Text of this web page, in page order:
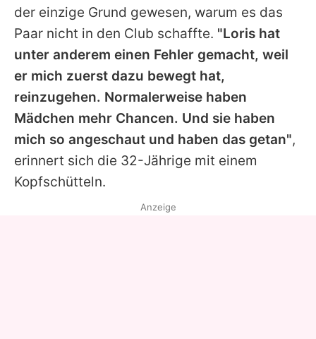
der einzige Grund gewesen, warum es das
Paar nicht in den Club schaffte. "Loris hat
unter anderem einen Fehler gemacht, weil
er mich zuerst dazu bewegt hat,
reinzugehen. Normalerweise haben
Mädchen mehr Chancen. Und sie haben
mich so angeschaut und haben das getan",
erinnert sich die 32-Jährige mit einem
Kopfschütteln.
Anzeige